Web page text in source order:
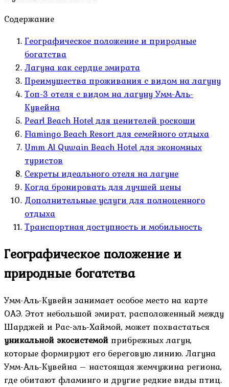
Содержание
Географическое положение и природные
богатства
Лагуна как сердце эмирата
Преимущества проживания с видом на лагуну
Топ-3 отеля с видом на лагуну Умм-Аль-
Кувейна
Pearl Beach Hotel для ценителей роскоши
Flamingo Beach Resort для семейного отдыха
Umm Al Quwain Beach Hotel для экономных
туристов
Секреты идеального отеля на лагуне
Когда бронировать для лучшей цены
Дополнительные услуги для полноценного
отдыха
Транспортная доступность и мобильность
Географическое положение и
природные богатства
Умм-Аль-Кувейн занимает особое место на карте
ОАЭ. Этот небольшой эмират, расположенный между
Шарджей и Рас-эль-Хаймой, может похвастаться
уникальной экосистемой прибрежных лагун,
которые формируют его береговую линию. Лагуна
Умм-Аль-Кувейна – настоящая жемчужина региона,
где обитают фламинго и другие редкие виды птиц.